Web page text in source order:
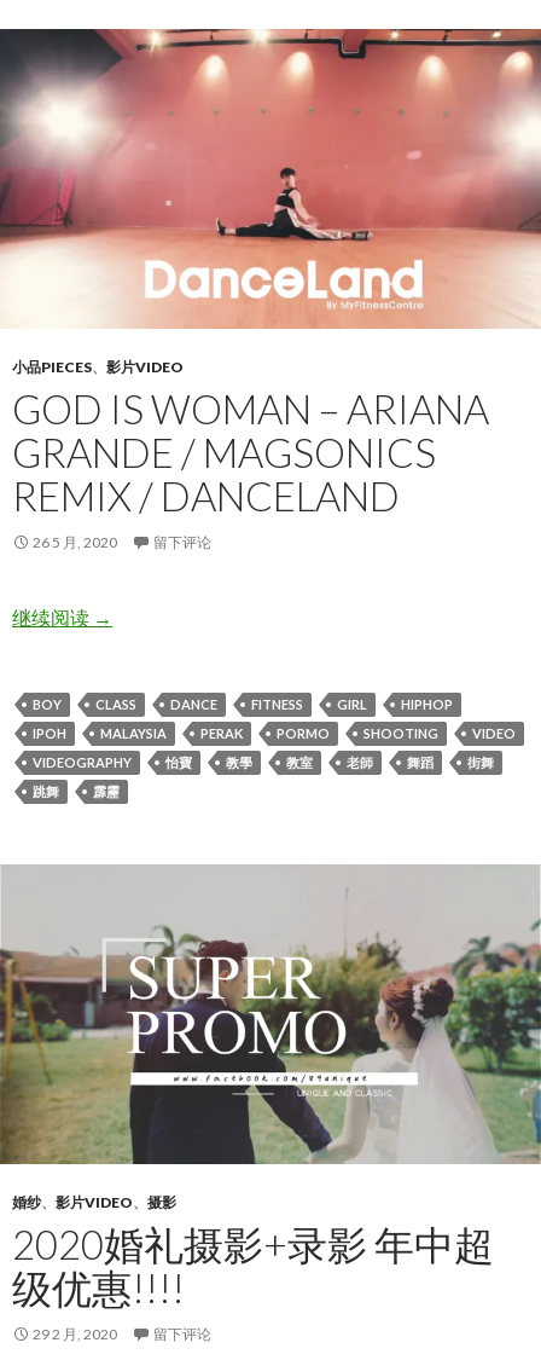
小品PIECES、 影片VIDEO
GOD IS WOMAN – ARIANA
GRANDE / MAGSONICS
REMIX / DANCELAND
26 5 月, 2020 留下评论
继续阅读God Is Woman – Ariana Grande / MagSonics Remix /
→
BOY CLASS DANCE FITNESS GIRL
HIPHOP
IPOH
MALAYSIA PERAK PORMO SHOOTING
VIDEO
VIDEOGRAPHY
怡寶 教學 教室 老師 舞蹈
街舞
跳舞
霹靂
婚纱、 影片VIDEO、 摄影
2020婚礼摄影+录影 年中超
级优惠!!!!
29 2 月, 2020 留下评论